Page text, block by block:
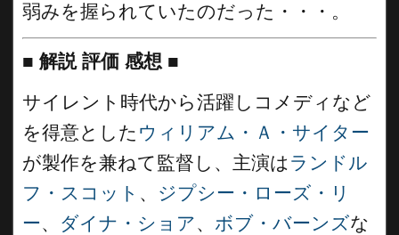
弱みを握られていたのだった・・・。
■ 解説 評価 感想 ■
サイレント時代から活躍しコメディなど
を得意とした ウィリアム・Ａ・サイター
が製作を兼ねて監督し、主演は ランドル
フ・スコット 、 ジプシー・ローズ・リ
ー、 ダイナ・ショア、 ボブ・バーンズな